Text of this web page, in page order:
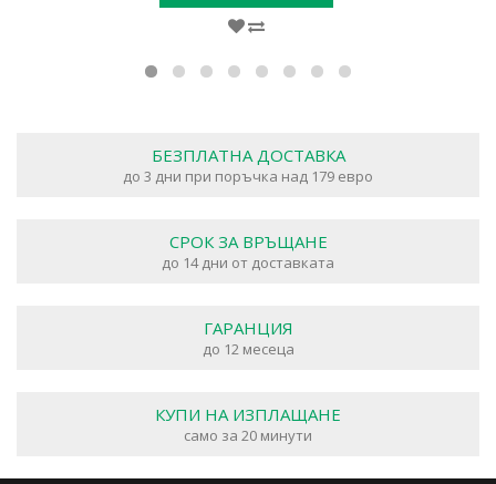
БЕЗПЛАТНА ДОСТАВКА
до 3 дни при поръчка над 179 евро
СРОК ЗА ВРЪЩАНЕ
до 14 дни от доставката
ГАРАНЦИЯ
до 12 месеца
КУПИ НА ИЗПЛАЩАНЕ
само за 20 минути